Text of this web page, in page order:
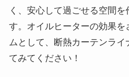
く、安心して過ごせる空間を
す。オイルヒーターの効果を
ムとして、断熱カーテンラ
てみてください！